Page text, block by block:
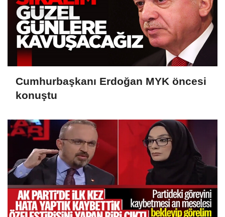
Cumhurbaşkanı Erdoğan MYK öncesi
konuştu